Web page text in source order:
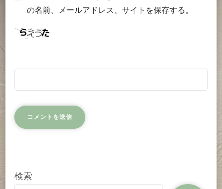
の名前、メールアドレス、サイトを保存する。
検索